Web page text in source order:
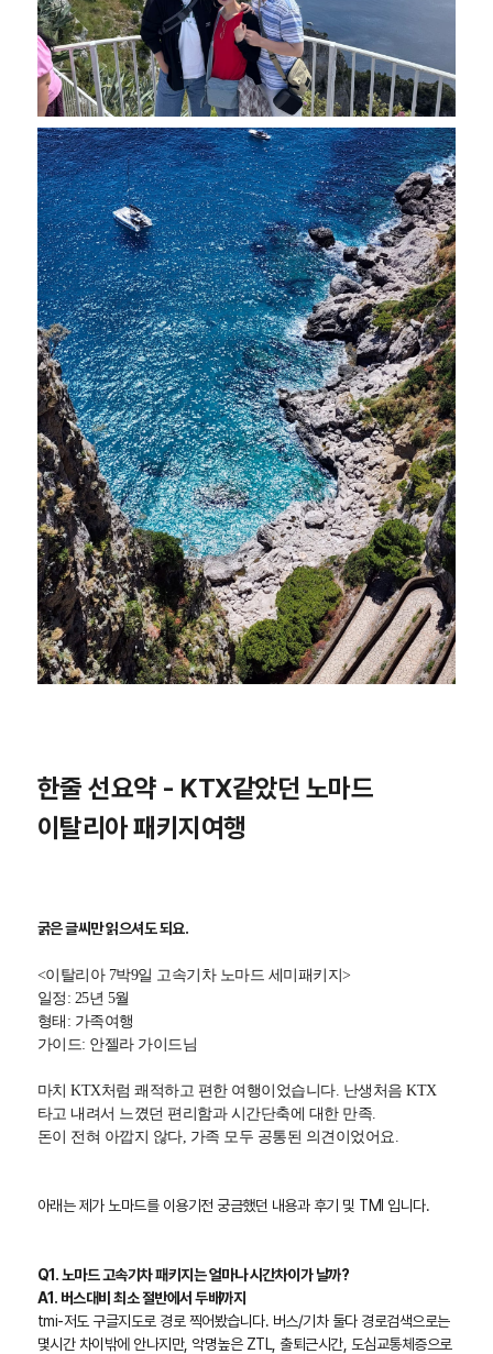
한줄 선요약 - KTX같았던 노마드
이탈리아 패키지여행
굵은 글씨만 읽으셔도 되요.
<이탈리아 7박9일 고속기차 노마드 세미패키지>
일정: 25년 5월
형태: 가족여행
가이드: 안젤라 가이드님
마치 KTX처럼 쾌적하고 편한 여행이었습니다. 난생처음 KTX
타고 내려서 느꼈던 편리함과 시간단축에 대한 만족.
돈이 전혀 아깝지 않다, 가족 모두 공통된 의견이었어요.
아래는 제가 노마드를 이용기전 궁금했던 내용과 후기 및 TMI 입니다.
Q1. 노마드 고속기차 패키지는 얼마나 시간차이가 날까?
A1. 버스대비 최소 절반에서 두배까지
tmi-저도 구글지도로 경로 찍어봤습니다. 버스/기차 둘다 경로검색으로는
몇시간 차이밖에 안나지만, 악명높은 ZTL, 출퇴근시간, 도심교통체증으로